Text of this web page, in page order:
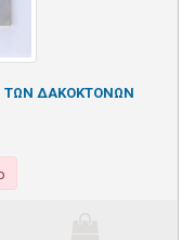
ΤΩΝ ΔΑΚΟΚΤΟΝΩΝ